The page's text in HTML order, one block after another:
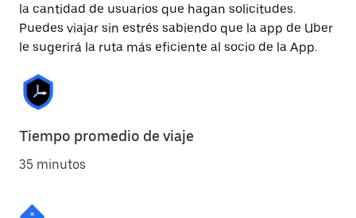
la cantidad de usuarios que hagan solicitudes.
Puedes viajar sin estrés sabiendo que la app de Uber
le sugerirá la ruta más eficiente al socio de la App.
Tiempo promedio de viaje
35 minutos